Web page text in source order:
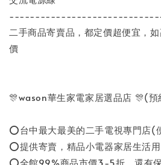
二手商品寄賣品，都定價超便宜，
價
🎊wason華生家電家居選品店 🎊(預
⭕台中最大最美的二手電視專門店(
⭕提供寄賣，精品小電器家居生活
⭕全館99%商品市價3-5折，還有